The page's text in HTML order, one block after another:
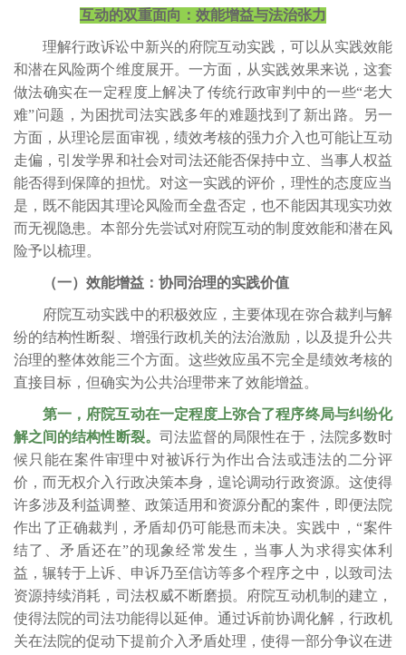
互动的双重面向：效能增益与法治张力
理解行政诉讼中新兴的府院互动实践，可以从实践效能
和潜在风险两个维度展开。一方面，从实践效果来说，这套
做法确实在一定程度上解决了传统行政审判中的一些“老大
难”问题，为困扰司法实践多年的难题找到了新出路。另一
方面，从理论层面审视，绩效考核的强力介入也可能让互动
走偏，引发学界和社会对司法还能否保持中立、当事人权益
能否得到保障的担忧。对这一实践的评价，理性的态度应当
是，既不能因其理论风险而全盘否定，也不能因其现实功效
而无视隐患。本部分先尝试对府院互动的制度效能和潜在风
险予以梳理。
（一）效能增益：协同治理的实践价值
府院互动实践中的积极效应，主要体现在弥合裁判与解
纷的结构性断裂、增强行政机关的法治激励，以及提升公共
治理的整体效能三个方面。这些效应虽不完全是绩效考核的
直接目标，但确实为公共治理带来了效能增益。
第一，府院互动在一定程度上弥合了程序终局与纠纷化
解之间的结构性断裂。 司法监督的局限性在于，法院多数时
候只能在案件审理中对被诉行为作出合法或违法的二分评
价，而无权介入行政决策本身，遑论调动行政资源。这使得
许多涉及利益调整、政策适用和资源分配的案件，即便法院
作出了正确裁判，矛盾却仍可能悬而未决。实践中，“案件
结了、矛盾还在”的现象经常发生，当事人为求得实体利
益，辗转于上诉、申诉乃至信访等多个程序之中，以致司法
资源持续消耗，司法权威不断磨损。府院互动机制的建立，
使得法院的司法功能得以延伸。通过诉前协调化解，行政机
关在法院的促动下提前介入矛盾处理，使得一部分争议在进